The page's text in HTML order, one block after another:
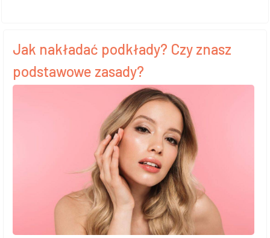
Jak nakładać podkłady? Czy znasz
podstawowe zasady?